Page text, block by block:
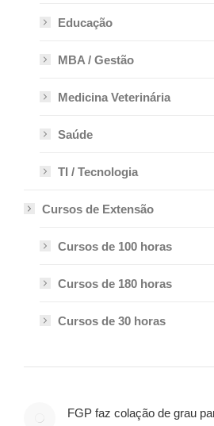
Educação
MBA / Gestão
Medicina Veterinária
Saúde
TI / Tecnologia
Cursos de Extensão
Cursos de 100 horas
Cursos de 180 horas
Cursos de 30 horas
FGP faz colação de grau